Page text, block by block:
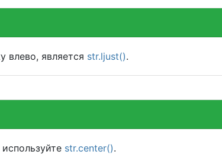
является str.ljust().
str.center().